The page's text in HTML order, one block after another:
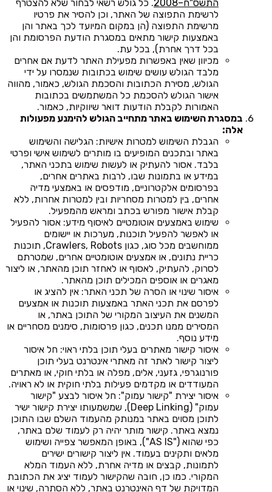
התשס"ח–2008
. כל גולש רשאי לבחור שלא להצטרף
לרשימת התפוצה של האתר, וכן להסיר את פרטיו
מרשימת התפוצה (הן במקום המיועד לכך באתר והן
באמצעות קישור מתאים במסגרת הודעת הפרסומת והן
בכל דרך אחרת), בכל עת.
מכיוון שאין באפשרות מפעילת האתר לדעת אם אחרים
מלבד הגולש עושים שימוש בכתובות שנמסרו על ידי
הגולש, מסירת הכתובות והסכמת הגולש, כאמור, מהווה
אישור הגולש להסכמת כל המשתמשים בכתובות
האמורות לקבלת הודעות דואר שיווקיות, כאמור.
במסגרת השימוש באתר מתחייב הגולש להימנע מפעולות
אלה:
הגבלת השימוש למטרות אישיות: הגלישה והשימוש
באתר ובתכנים המופיעים בו מותרים לשימוש אישי ופרטי
בלבד. אסור להעתיק או לעשות שימוש בתכני האתר,
במידע או בתמונות שבו, לרבות באתרים אחרים,
בפרסומים אלקטרוניים, מודפסים או באמצעי מדיה
אחרים, בין למטרות מסחריות ובין למטרות אחרות, ללא
קבלת אישור מפורש בכתב ומראש מהמפעיל.
שימוש באמצעים אוטומטיים לאיסוף מידע: אסור להפעיל
או לאפשר להפעיל תוכנות, מערכות או יישומים
ממוחשבים מכל סוג, כגון Crawlers, Robots, תוכנות
כריית נתונים, או אמצעים אוטומטיים אחרים, שמטרתם
לסרוק, להעתיק, לאסוף או לאחזר תוכן מהאתר, או ליצור
מאגרים או אוספים המכילים תוכן מהאתר.
איסור שינוי או הסרה של תכני האתר: אין להציג או
לפרסם את תכני האתר באמצעות תוכנות או אמצעים
המשנים את העיצוב המקורי של התוכן באתר, או
המסירים ממנו תכנים, כגון פרסומות, סימנים מסחריים או
מידע נוסף.
איסור קישור מאתרים בעלי תוכן בלתי ראוי: חל איסור
ליצור קישור לאתר זה מאתרי אינטרנט בעלי תוכן
פורנוגרפי, גזעני, אלים, מפלה או בלתי חוקי, או מאתרים
המעודדים או מקדמים פעילות בלתי חוקית או לא ראויה.
איסור יצירת "קישור עמוק": חל איסור לבצע "קישור
עמוק" (Deep Linking), שמשמעותו יצירת קישור ישיר
לתוכן מסוים באתר במנותק מהעמוד השלם שבו התוכן
נמצא באתר. קישור מותר יהיה רק לעמוד שלם באתר,
כפי שהוא ("AS IS"), באופן המאפשר צפייה ושימוש
מלאים ותקינים בעמוד. אין ליצור קישורים ישירים
לתמונות, קבצים או מדיה אחרת, ללא העמוד המלא
המקורי. כמו כן, חובה שהקישור לעמוד יציג את הכתובת
המדויקת של דף האינטרנט באתר, ללא הסתרה, שינוי או